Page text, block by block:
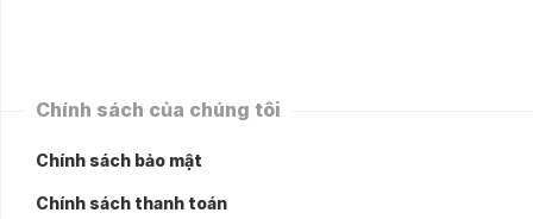
Chính sách của chúng tôi
Chính sách bảo mật
Chính sách thanh toán